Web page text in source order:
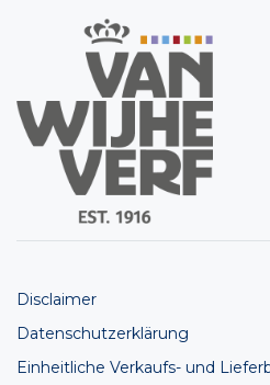
Disclaimer
Datenschutzerklärung
Einheitliche Verkaufs- und